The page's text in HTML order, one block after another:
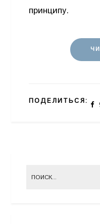
принципу.
ПОДЕЛИТЬСЯ: